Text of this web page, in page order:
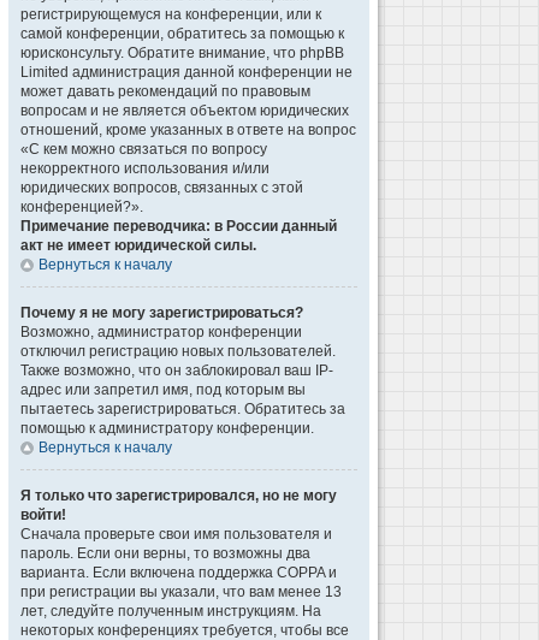
регистрирующемуся на конференции, или к
самой конференции, обратитесь за помощью к
юрисконсульту. Обратите внимание, что phpBB
Limited администрация данной конференции не
может давать рекомендаций по правовым
вопросам и не является объектом юридических
отношений, кроме указанных в ответе на вопрос
«С кем можно связаться по вопросу
некорректного использования и/или
юридических вопросов, связанных с этой
конференцией?».
Примечание переводчика: в России данный
акт не имеет юридической силы.
Вернуться к началу
Почему я не могу зарегистрироваться?
Возможно, администратор конференции
отключил регистрацию новых пользователей.
Также возможно, что он заблокировал ваш IP-
адрес или запретил имя, под которым вы
пытаетесь зарегистрироваться. Обратитесь за
помощью к администратору конференции.
Вернуться к началу
Я только что зарегистрировался, но не могу
войти!
Сначала проверьте свои имя пользователя и
пароль. Если они верны, то возможны два
варианта. Если включена поддержка COPPA и
при регистрации вы указали, что вам менее 13
лет, следуйте полученным инструкциям. На
некоторых конференциях требуется, чтобы все